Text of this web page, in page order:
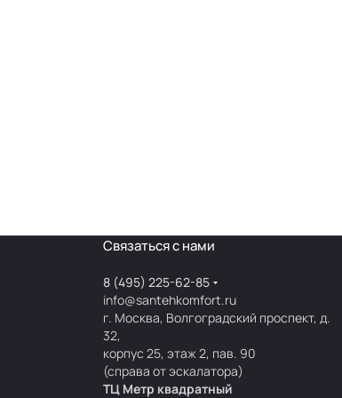
Связаться с нами
8 (495) 225-62-85
info@santehkomfort.ru
г. Москва, Волгоградский проспект, д.
32,
корпус 25, этаж 2, пав. 90
(справа от эскалатора)
ТЦ Метр квадратный